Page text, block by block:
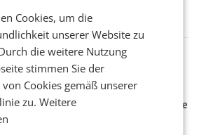
dank Kostensenkungen operativ
Gewinn gemacht und die
Bühne für Zirkularität: ARA und
informieren am POS über
den gesamten August hinweg rücken die
Recycling Austria AG (ARA) und der
Cookies, um die
unserer Website zu
die weitere Nutzung
stimmen Sie der
Cookies gemäß unserer
zu.Weitere